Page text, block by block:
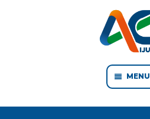
MENU